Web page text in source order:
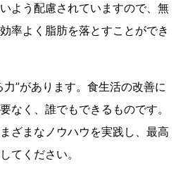
よう配慮されていますので、無
率よく脂肪を落とすことができ
”があります。食生活の改善に
なく、誰でもできるものです。
ざまなノウハウを実践し、最高
てください。